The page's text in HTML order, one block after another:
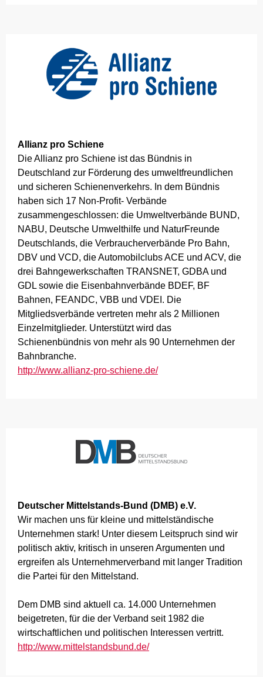
Mitgliedschaften / Partner
Gesellschafter Regiobahn
Fahrbetriebsgesellschaft mbH
Allianz pro Schiene
Die Allianz pro Schiene ist das Bündnis in
Deutschland zur Förderung des umweltfreundlichen
und sicheren Schienenverkehrs. In dem Bündnis
haben sich 17 Non-Profit- Verbände
zusammengeschlossen: die Umweltverbände BUND,
NABU, Deutsche Umwelthilfe und NaturFreunde
Deutschlands, die Verbraucherverbände Pro Bahn,
DBV und VCD, die Automobilclubs ACE und ACV, die
drei Bahngewerkschaften TRANSNET, GDBA und
GDL sowie die Eisenbahnverbände BDEF, BF
Bahnen, FEANDC, VBB und VDEI. Die
Mitgliedsverbände vertreten mehr als 2 Millionen
Einzelmitglieder. Unterstützt wird das
Schienenbündnis von mehr als 90 Unternehmen der
Bahnbranche.
http://www.allianz-pro-schiene.de/
Deutscher Mittelstands-Bund (DMB) e.V.
Wir machen uns für kleine und mittelständische
Unternehmen stark! Unter diesem Leitspruch sind wir
politisch aktiv, kritisch in unseren Argumenten und
ergreifen als Unternehmerverband mit langer Tradition
die Partei für den Mittelstand.
Dem DMB sind aktuell ca. 14.000 Unternehmen
beigetreten, für die der Verband seit 1982 die
wirtschaftlichen und politischen Interessen vertritt.
http://www.mittelstandsbund.de/